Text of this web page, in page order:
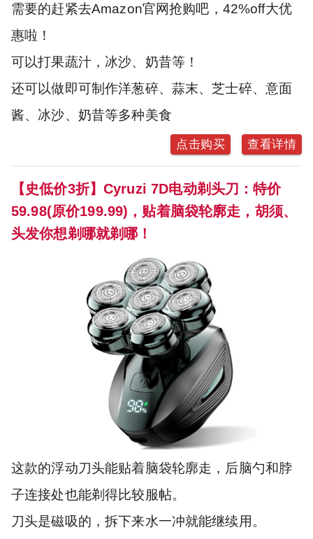
需要的赶紧去Amazon官网抢购吧，42%off大优
惠啦！
可以打果蔬汁，冰沙、奶昔等！
还可以做即可制作洋葱碎、蒜末、芝士碎、意面
酱、冰沙、奶昔等多种美食
点击购买 查看详情
【史低价3折】Cyruzi 7D电动剃头刀：特价
59.98(原价199.99)，贴着脑袋轮廓走，胡须、
头发你想剃哪就剃哪！
这款的浮动刀头能贴着脑袋轮廓走，后脑勺和脖
子连接处也能剃得比较服帖。
刀头是磁吸的，拆下来水一冲就能继续用。